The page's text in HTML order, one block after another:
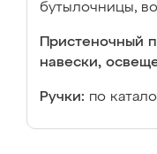
бутылочницы,
Пристеночный
навески,
Ручки: по